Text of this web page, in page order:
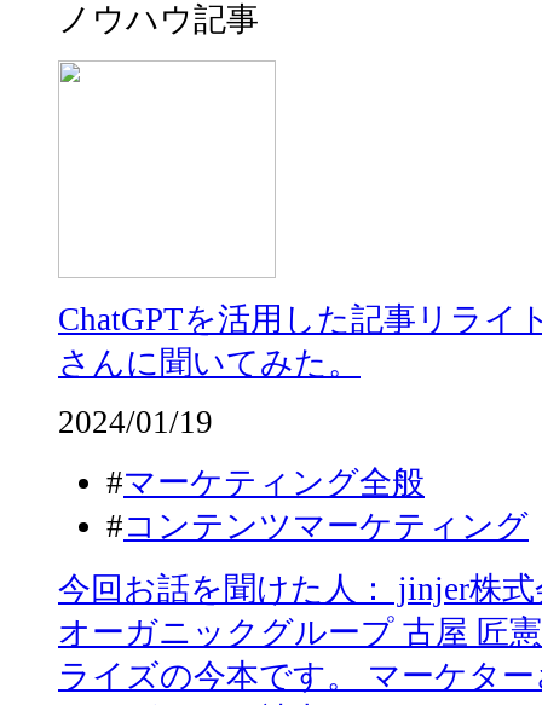
ノウハウ記事
ChatGPTを活用した記事リライ
さんに聞いてみた。
2024/01/19
#マーケティング全般
#コンテンツマーケティング
今回お話を聞けた人： jinjer株
オーガニックグループ 古屋 匠
ライズの今本です。 マーケタ